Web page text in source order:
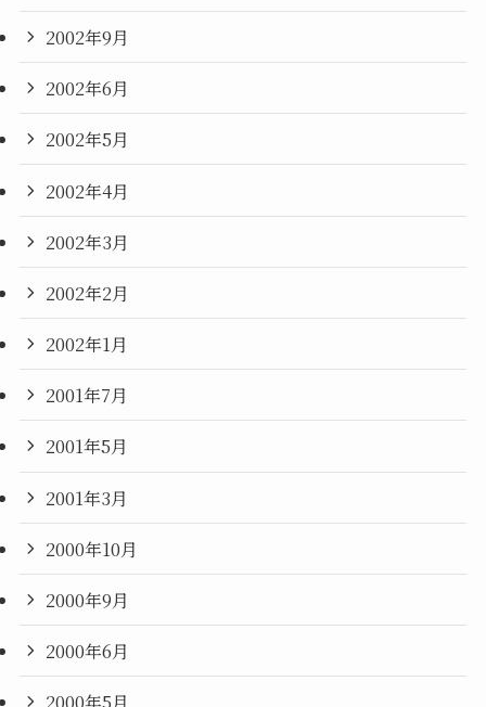
2002年9月
2002年6月
2002年5月
2002年4月
2002年3月
2002年2月
2002年1月
2001年7月
2001年5月
2001年3月
2000年10月
2000年9月
2000年6月